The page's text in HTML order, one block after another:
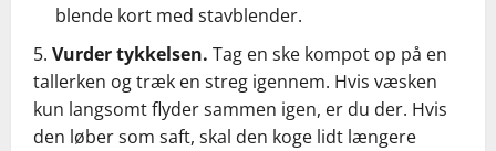
blende kort med stavblender.
Vurder tykkelsen. Tag en ske kompot op på en
tallerken og træk en streg igennem. Hvis væsken
kun langsomt flyder sammen igen, er du der. Hvis
den løber som saft, skal den koge lidt længere